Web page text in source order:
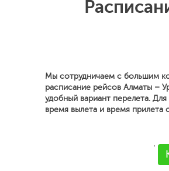
Мы сотрудничаем с большим
расписание рейсов Алматы –
удобный вариант перелета.
время вылета и время прилета
'